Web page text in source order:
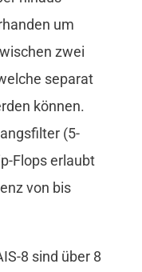
um
zwei
separat
können.
(5-
Flops erlaubt
von bis
8 sind über 8